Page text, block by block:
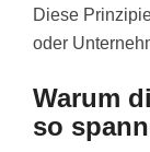
Diese
oder
Warum
so